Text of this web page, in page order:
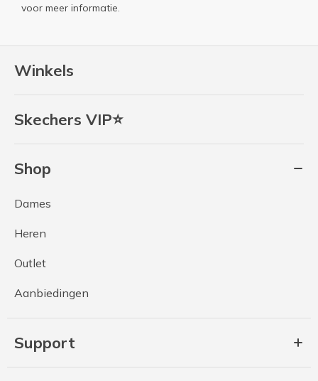
Winkels
Skechers VIP⭐
Shop
Dames
Heren
Outlet
Aanbiedingen
Support
voor meer informatie.